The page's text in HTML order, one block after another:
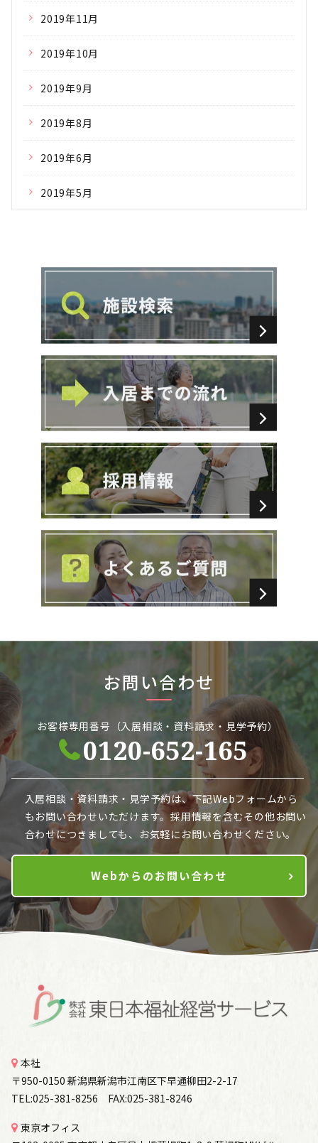
2019年11月
2019年10月
2019年9月
2019年8月
2019年6月
2019年5月
お問い合わせ
お客様専用番号（入居相談・資料請求・見学予約）
0120-652-165
入居相談・資料請求・見学予約は、下記Webフォームから
も お問い合わせいただけます。採用情報を含むその他お問い
合わせにつきましても、お気軽にお問い合わせください。
Webからのお問い合わせ
本社
〒950-0150 新潟県新潟市江南区下早通柳田2-2-17
TEL:025-381-8256 FAX:025-381-8246
東京オフィス